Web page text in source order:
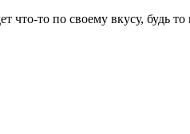
что-то по своему вкусу, будь